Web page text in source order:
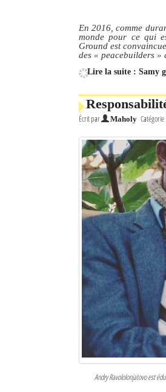
En 2016, comme
monde pour ce qui
Ground est
des « peacebuilders »
Lire la suite : Samy
Écrit par Maholy Catégorie :
Andry Ravololonjatovo est